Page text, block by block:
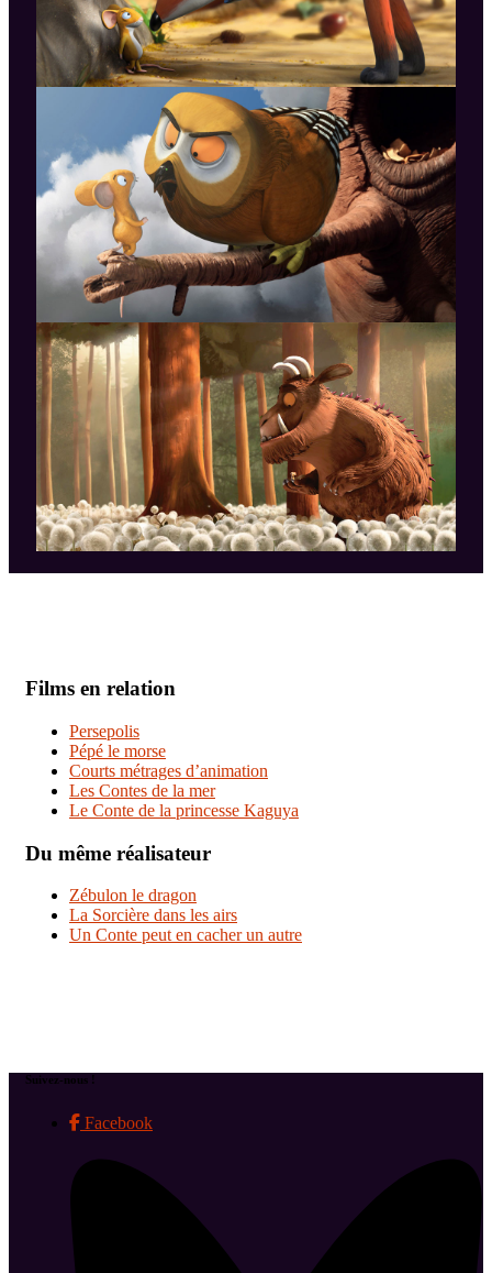
Films en relation
Persepolis
Pépé le morse
Courts métrages d’animation
Les Contes de la mer
Le Conte de la princesse Kaguya
Du même réalisateur
Zébulon le dragon
La Sorcière dans les airs
Un Conte peut en cacher un autre
Suivez-nous !
Facebook